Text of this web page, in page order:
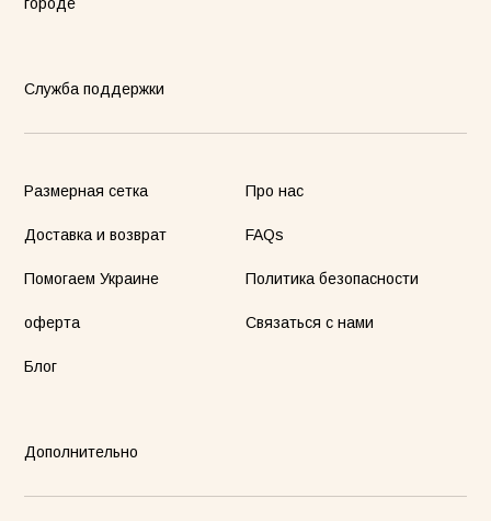
Служба поддержки
Размерная сетка Про нас
Доставка и возврат FAQs
Помогаем Украине Политика безопасности
оферта Связаться с нами
Блог
Дополнительно